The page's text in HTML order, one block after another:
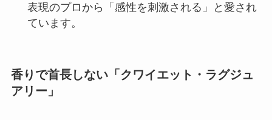
表現のプロから「感性を刺激される」と愛され
ています。
香りで首長しない「クワイエット・ラグジュ
アリー」